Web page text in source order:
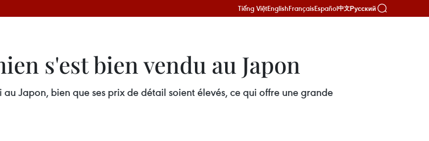
Tiếng ViệtEnglishFrançaisEspañol中文Русский
s'est bien vendu au Japon
Japon, bien que ses prix de détail soient élevés, ce qui offre une grande